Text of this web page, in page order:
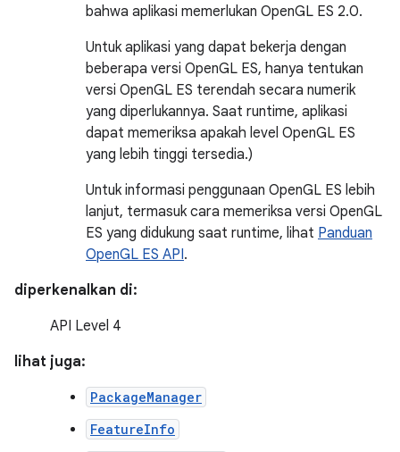
bahwa aplikasi memerlukan OpenGL ES 2.0.
Untuk aplikasi yang dapat bekerja dengan
beberapa versi OpenGL ES, hanya tentukan
versi OpenGL ES terendah secara numerik
yang diperlukannya. Saat runtime, aplikasi
dapat memeriksa apakah level OpenGL ES
yang lebih tinggi tersedia.)
Untuk informasi penggunaan OpenGL ES lebih
lanjut, termasuk cara memeriksa versi OpenGL
ES yang didukung saat runtime, lihat Panduan
OpenGL ES API.
diperkenalkan di:
API Level 4
lihat juga:
PackageManager
FeatureInfo